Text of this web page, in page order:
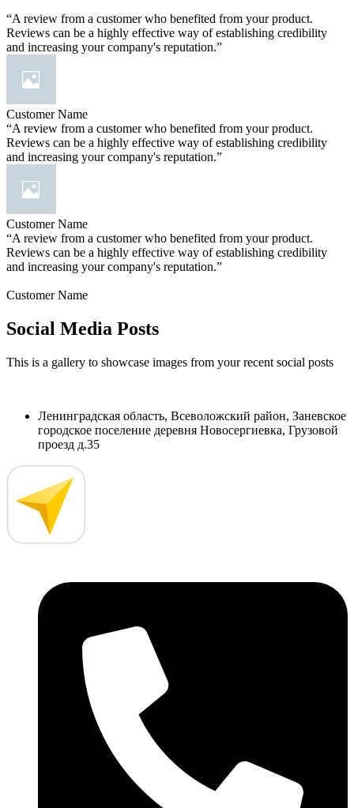
“A review from a customer who benefited from your product.
Reviews can be a highly effective way of establishing credibility
and increasing your company's reputation.”
Customer Name
“A review from a customer who benefited from your product.
Reviews can be a highly effective way of establishing credibility
and increasing your company's reputation.”
Customer Name
“A review from a customer who benefited from your product.
Reviews can be a highly effective way of establishing credibility
and increasing your company's reputation.”
Customer Name
Social Media Posts
This is a gallery to showcase images from your recent social posts
Ленинградская область, Всеволожский район, Заневское
городское поселение деревня Новосергиевка, Грузовой
проезд д.35